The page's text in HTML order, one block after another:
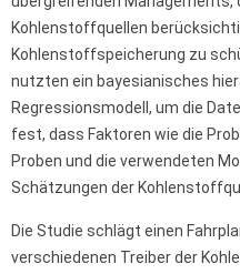
Kohlenstoffquellen
Kohlenstoffspeicherung zu
nutzten ein bayesianisches
Regressionsmodell, um die
fest, dass Faktoren wie die
Proben und die verwendeten
Schätzungen der
Die Studie schlägt einen
verschiedenen Treiber der